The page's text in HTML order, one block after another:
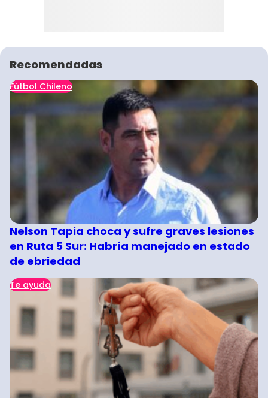
Recomendadas
Fútbol Chileno
Nelson Tapia choca y sufre graves lesiones
en Ruta 5 Sur: Habría manejado en estado
de ebriedad
Te ayuda